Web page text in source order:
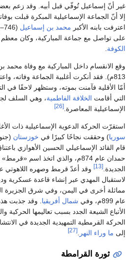
غير أنّ إسماعيل تُوفّي قبل أبيه. وقد زعم
إلا أنّ الجماعة الإسماعيلية المبكرة قبلت
اعترفت بابنه الأكبر محمد بن إسماعيل
على تواصل مع جماعة المباركية، وكان معظم
الكوفة.
وقع الانقسام داخل المباركية مع وفاة محمد
813م). فقد أنكرت أغلبية الجماعة وفاته، واعترفت به باعتباره
أمّا الأقلية فآمنت بموته، وستظهر لاحقًا في
التي أقامت الخلافة الفاطمية، وهي السلف
الإسماعيلية المعاصرة.
استقرّت الحركة الدعوية الإسماعيلية ذات
سوريا) وحققت نجاحًا كبيرًا في خوزستان
قام القائد الإسماعيلي الحسين الأهوازي
حمدان عام 874م، والذي اتخذ اسم
الجديدة.
وقد أعدّ قرمط وصهره اللاهوتي
لاستقبال المهدي عبر إنشاء قاعدة عسكرية
مماثلة أخرى في اليمن، وفي شرق الجزيرة
عام 899م، وفي
شمال أفريقيا. وقد جذبت هذه
الأتباع الشيعة الجدد بسبب تعاليمها الحركية
الحركة القرمطية التمهيدية الجديدة في
إلى ما وراء النهر.
ثورة القرامطة